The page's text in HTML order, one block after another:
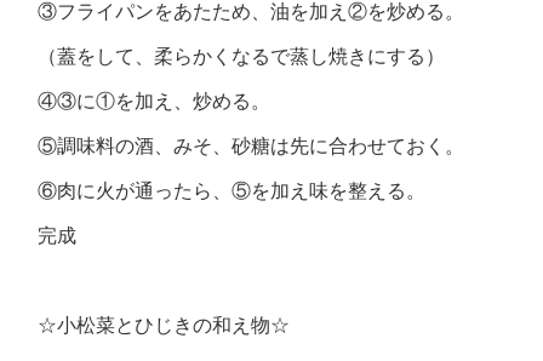
③フライパンをあたため、油を加え②を炒める。
（蓋をして、柔らかくなるで蒸し焼きにする）
④③に①を加え、炒める。
⑤調味料の酒、みそ、砂糖は先に合わせておく。
⑥肉に火が通ったら、⑤を加え味を整える。
完成
☆小松菜とひじきの和え物☆